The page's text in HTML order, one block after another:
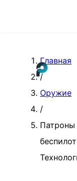
Главная
/
Оружие
/
Патроны